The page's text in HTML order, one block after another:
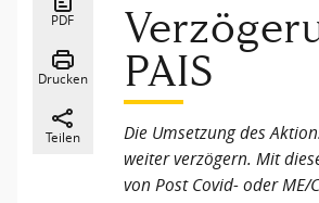
PDF
Drucken
Teilen
PAIS
Die Umsetzung des
weiter verzögern. Mit
von Post Covid- oder ME/